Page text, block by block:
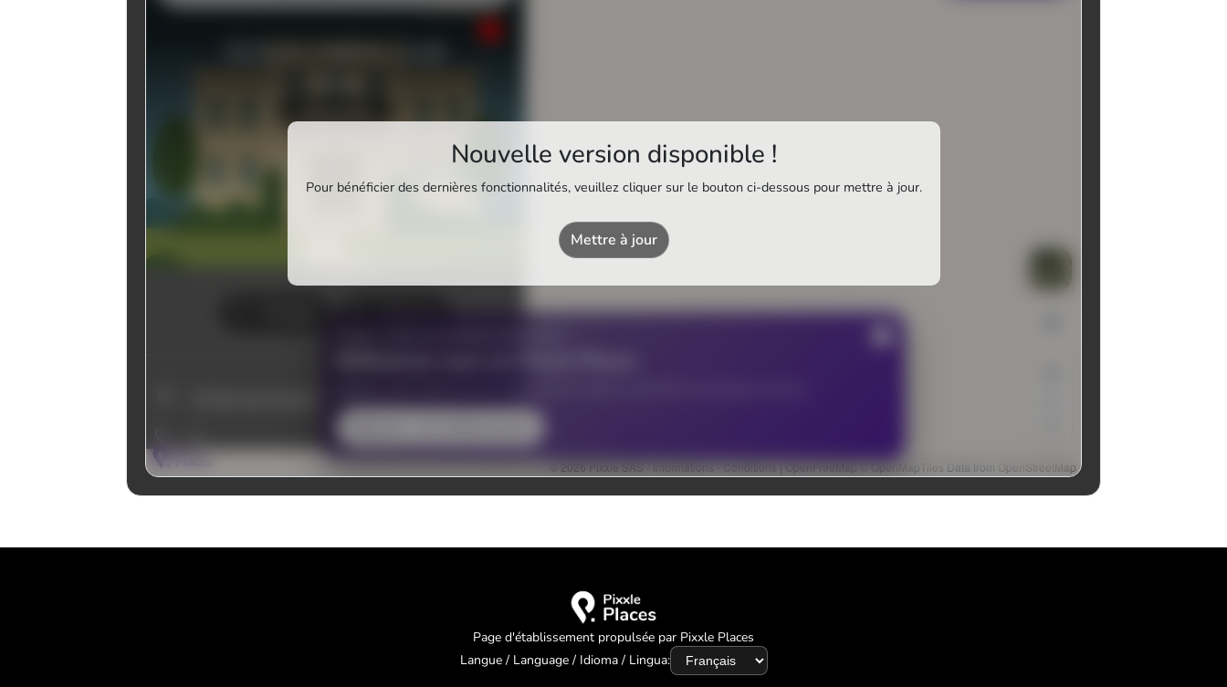
Page d'établissement propulsée par Pixxle Places
Langue / Language / Idioma / Lingua: